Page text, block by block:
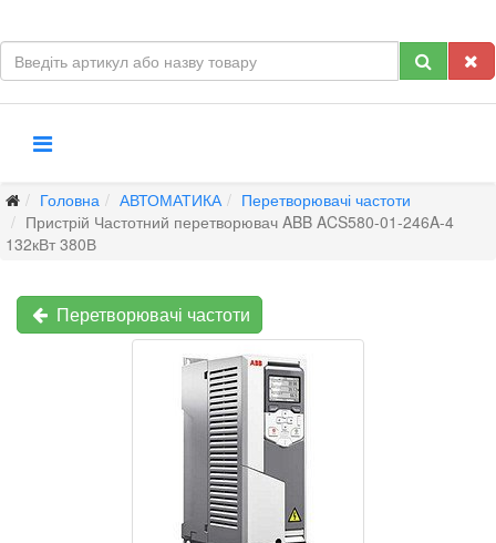
Головна АВТОМАТИКА
Перетворювачі частоти
Пристрій Частотний перетворювач ABB ACS580-01-246A-4
132кВт 380В
Перетворювачі частоти